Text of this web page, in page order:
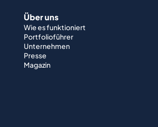
Über uns
Wie es funktioniert
Portfolioführer
Unternehmen
Presse
Magazin